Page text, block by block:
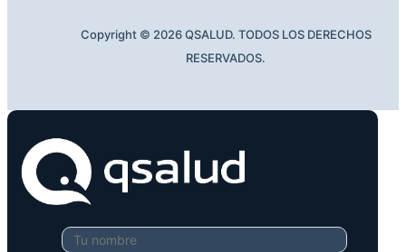
Copyright © 2026 QSALUD. TODOS LOS DERECHOS
RESERVADOS.